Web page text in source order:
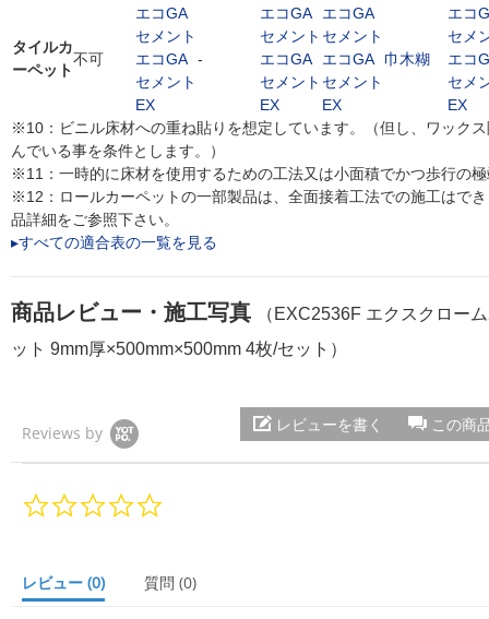
タイルカ
ーペット
不可
エコGA
セメント
エコGA
セメント
EX
-
エコGA
セメント
エコGA
セメント
EX
エコGA
セメント
エコGA
セメント
EX
巾木糊
エコ
セメ
エコ
セメ
EX
※10：ビニル床材への重ね貼りを想定しています。（但し、ワック
んでいる事を条件とします。）
※11：一時的に床材を使用するための工法又は小面積でかつ歩行の
※12：ロールカーペットの一部製品は、全面接着工法での施工はで
品詳細をご参照下さい。
▸すべての適合表の一覧を見る
商品レビュー・施工写真
（EXC2536F エクスクロー
ット 9mm厚×500mm×500mm 4枚/セット）
Reviews by この商
レビューを書く
a
r
レビュー (0) 質問 (0)